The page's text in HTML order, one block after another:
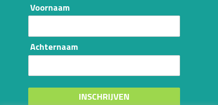
Voornaam
Achternaam
INSCHRIJVEN